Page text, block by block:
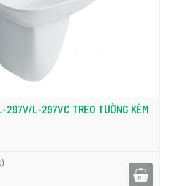
297V/L-297VC TREO TƯỜNG KÈM